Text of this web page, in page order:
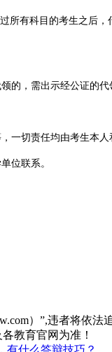
有科目的考生之后
的，需出示经公证的代
一切责任均由考生本人
位联系。
）”,违者将依法
教育官网为准！